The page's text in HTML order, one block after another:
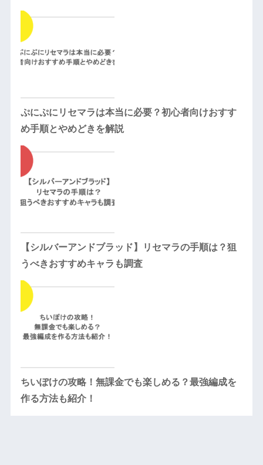
ぷにぷにリセマラは本当に必要？初心者向けおすす
め手順とやめどきを解説
【シルバーアンドブラッド】リセマラの手順は？狙
うべきおすすめキャラも調査
ちいぽけの攻略！無課金でも楽しめる？最強編成を
作る方法も紹介！